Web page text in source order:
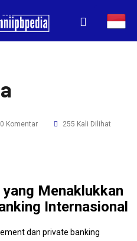
0 Komentar 255 Kali Dilihat
Menaklukkan
Internasional
dan private banking